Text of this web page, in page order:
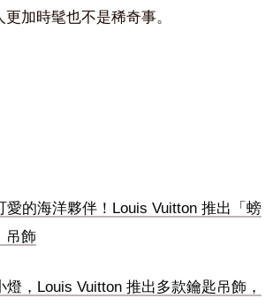
加時髦也不是稀奇事。
愛的海洋夥伴！Louis Vuitton 推出「螃
吊飾
燈，Louis Vuitton 推出多款鑰匙吊飾，